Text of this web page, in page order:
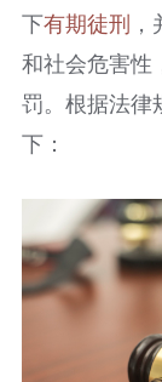
下有期徒刑
和社会危害性
罚。根据法律
下：